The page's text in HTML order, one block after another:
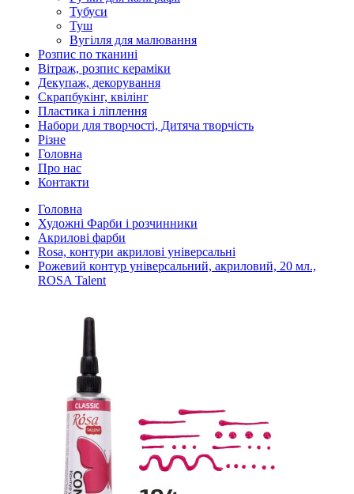
Тубуси
Туш
Вугілля для малювання
Розпис по тканині
Вітраж, розпис кераміки
Декупаж, декорування
Скрапбукінг, квілінг
Пластика і ліплення
Набори для творчості, Дитяча творчість
Різне
Головна
Про нас
Контакти
Головна
Художні Фарби і розчинники
Акрилові фарби
Rosa, контури акрилові універсальні
Рожевий контур універсальний, акриловий, 20 мл.,
ROSA Talent